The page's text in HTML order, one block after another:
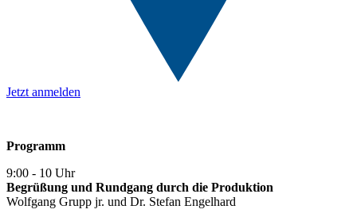
Jetzt anmelden
Programm
9:00 - 10 Uhr
Begrüßung und Rundgang durch die Produktion
Wolfgang Grupp jr. und Dr. Stefan Engelhard